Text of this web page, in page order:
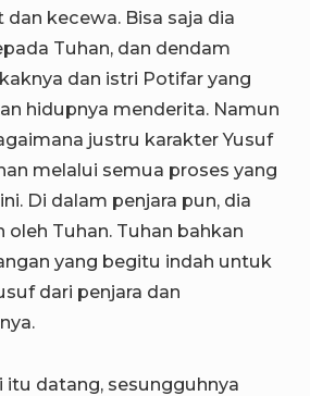
kecewa. Bisa saja dia
Tuhan, dan dendam
dan istri Potifar yang
hidupnya menderita. Namun
justru karakter Yusuf
melalui semua proses yang
Di dalam penjara pun, dia
Tuhan. Tuhan bahkan
yang begitu indah untuk
dari penjara dan
itu datang, sesungguhnya